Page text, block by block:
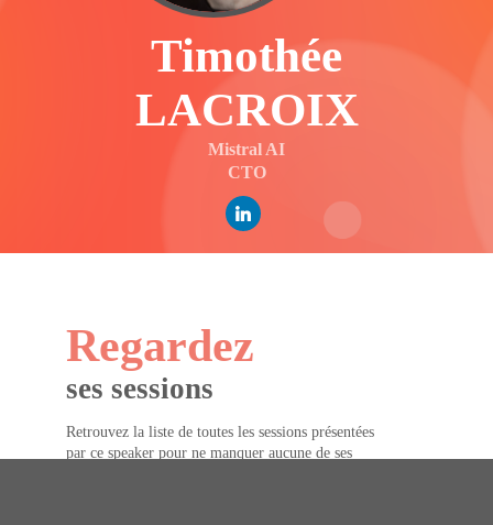
Timothée
LACROIX
Mistral AI
CTO
Regardez
ses sessions
Retrouvez la liste de toutes les sessions présentées
par ce speaker pour ne manquer aucune de ses